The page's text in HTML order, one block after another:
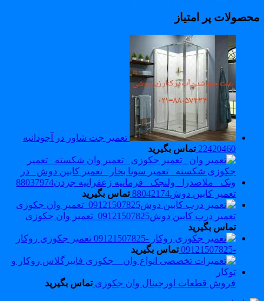
پر امتیاز
تعمیر جت شاور در آجودانیه
22420460 تماس بگیرید
تعمیر کابین دوش88042174 تماس بگیرید
تعمیر درب کابین دوش09121507825_تعمیر وان جکوزی
تماس بگیرید
تعمیر جکوزی روکار
تماس بگیرید
فروش قطعات اورجینال وان جکوزی تماس بگیرید